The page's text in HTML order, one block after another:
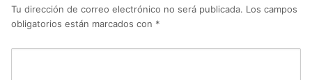
Tu dirección de correo electrónico no será publicada. Los campos
obligatorios están marcados con *